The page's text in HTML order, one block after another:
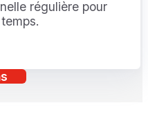
régulière pour